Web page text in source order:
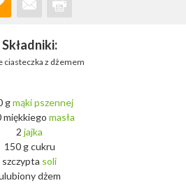
Składniki:
ciasteczka z dżemem
gmąki pszennej
miękkiego masła
2 jajka
150 g cukru
szczypta soli
dżem